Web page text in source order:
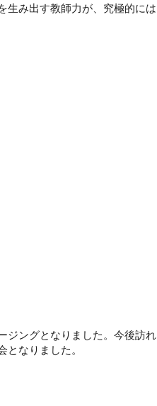
生み出す教師力が、究極的には
ジングとなりました。今後訪れ
なりました。